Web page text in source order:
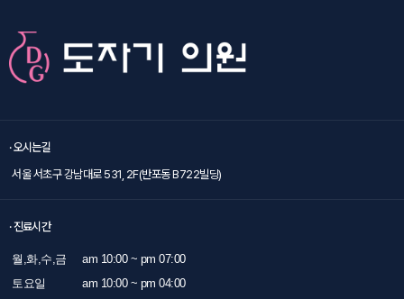
· 오시는길
서울 서초구 강남대로 531, 2F(반포동 B722빌딩)
· 진료시간
월,화,수,금
am 10:00 ~ pm 07:00
토요일
am 10:00 ~ pm 04:00